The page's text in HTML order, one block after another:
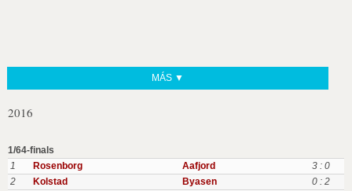
MÁS ▼
2016
1/64-finals
1
Rosenborg Aafjord
3 : 0
2
Kolstad Byasen
0 : 2